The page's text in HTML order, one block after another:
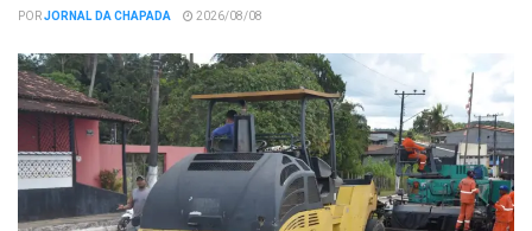
PORJORNAL DA CHAPADA 2026/08/08